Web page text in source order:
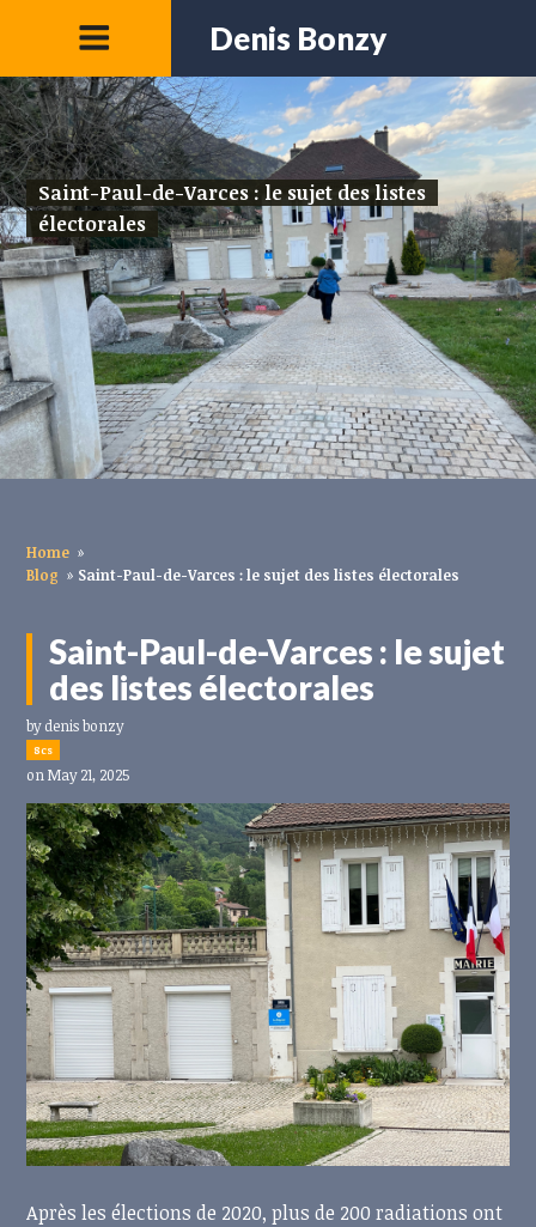
Denis Bonzy
Saint-Paul-de-Varces : le sujet des listes
électorales
Home »
Blog » Saint-Paul-de-Varces : le sujet des listes électorales
Saint-Paul-de-Varces : le sujet
des listes électorales
bydenis bonzy
8cs
on May 21, 2025
Après les élections de 2020, plus de 200 radiations ont